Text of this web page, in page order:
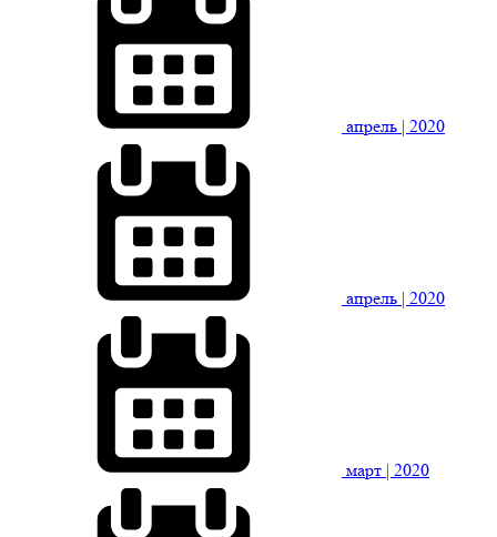
апрель | 2020
апрель | 2020
март | 2020